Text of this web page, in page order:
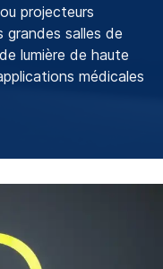
projecteurs
grandes salles de
lumière de haute
médicales